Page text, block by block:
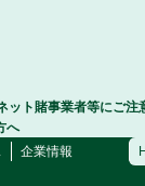
ット賭事業者等にご注
へ
企業情報